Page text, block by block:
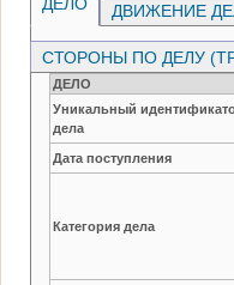
ДВИЖЕНИЕ
СТОРОНЫ ПО ДЕЛУ
ДЕЛО
Уникальный
дела
Дата поступления
Категория дела